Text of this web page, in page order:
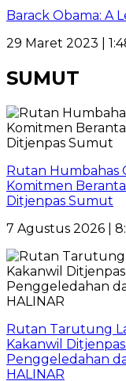
Barack Obama: A
29 Maret 2023 |
SUMUT
Rutan Humbahas
Komitmen
Ditjenpas Sumut
7 Agustus 2026 |
Rutan Tarutung
Kakanwil
Penggeledahan
HALINAR